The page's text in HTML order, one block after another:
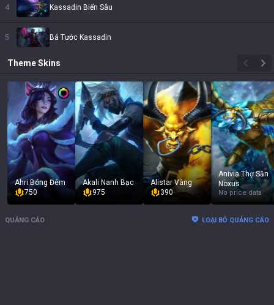
4 Kassadin Biển Sâu
5 Bá Tước Kassadin
ThemeSkins
Ahri Bóng Đêm
750
Akali Nanh Bạc
975
Alistar Vàng
390
Anivia Thợ Săn
Noxus
No price data
QUẢNG CÁO LOẠI BỎ QUẢNG CÁO